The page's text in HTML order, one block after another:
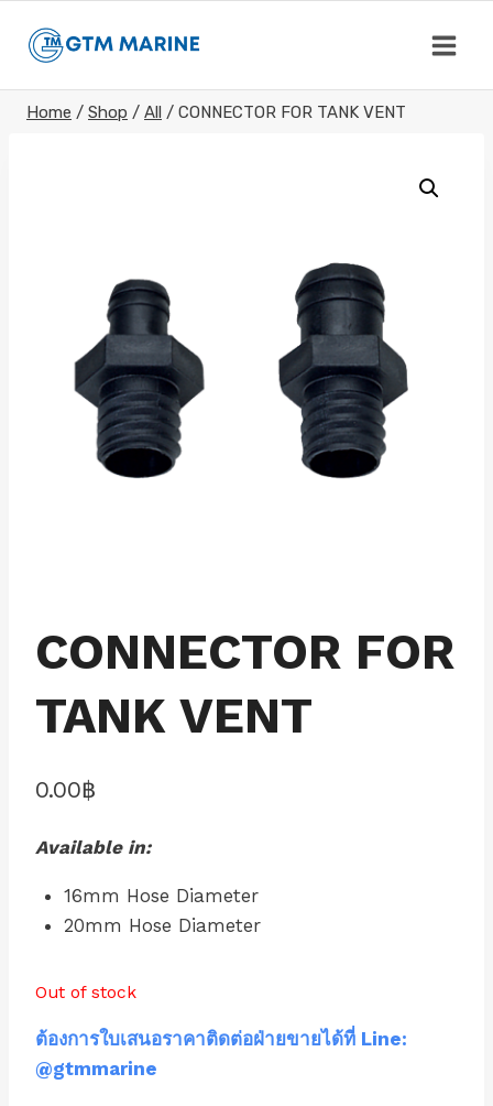
Home / Shop / All / CONNECTOR FOR TANK VENT
CONNECTOR FOR
TANK VENT
0.00฿
Available in:
16mm Hose Diameter
20mm Hose Diameter
Out of stock
ต้องการใบเสนอราคาติดต่อฝ่ายขายได้ที่ Line:
@gtmmarine